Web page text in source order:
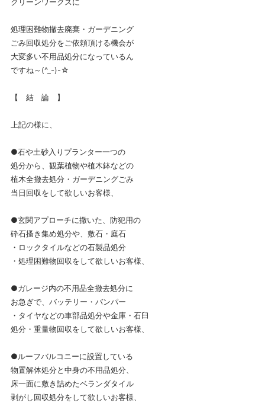
処理困難物撤去廃棄・ガーデニング
ごみ回収処分をご依頼頂ける機会が
大変多い不用品処分になっているん
ですね～(^_-)-☆
【 結 論 】
上記の様に、
●石や土砂入りプランター一つの
処分から、観葉植物や植木鉢などの
植木全撤去処分・ガーデニングごみ
当日回収をして欲しいお客様、
●玄関アプローチに撒いた、防犯用の
砕石搔き集め処分や、敷石・庭石
・ロックタイルなどの石製品処分
・処理困難物回収をして欲しいお客様、
●ガレージ内の不用品全撤去処分に
お急ぎで、バッテリー・バンパー
・タイヤなどの車部品処分や金庫・石臼
処分・重量物回収をして欲しいお客様、
●ルーフバルコニーに設置している
物置解体処分と中身の不用品処分、
床一面に敷き詰めたベランダタイル
剥がし回収処分をして欲しいお客様、